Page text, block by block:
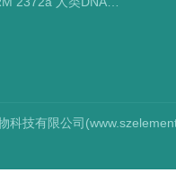
科技有限公司